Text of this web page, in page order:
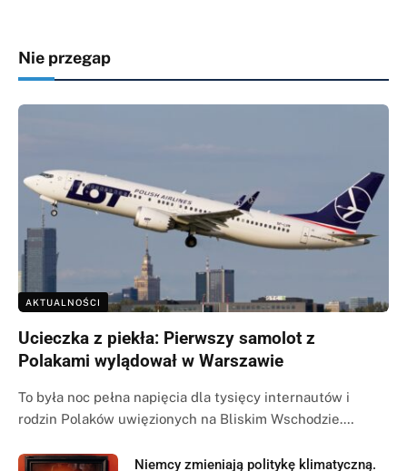
Nie przegap
AKTUALNOŚCI
Ucieczka z piekła: Pierwszy samolot z
Polakami wylądował w Warszawie
To była noc pełna napięcia dla tysięcy internautów i
rodzin Polaków uwięzionych na Bliskim Wschodzie.…
Niemcy zmieniają politykę klimatyczną.